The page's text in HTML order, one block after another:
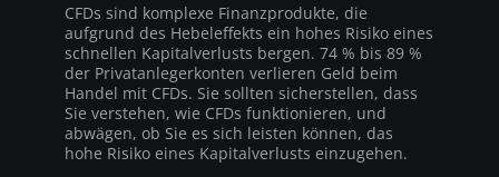
CFDs sind komplexe Finanzprodukte, die
aufgrund des Hebeleffekts ein hohes Risiko eines
schnellen Kapitalverlusts bergen. 74 % bis 89 %
der Privatanlegerkonten verlieren Geld beim
Handel mit CFDs. Sie sollten sicherstellen, dass
Sie verstehen, wie CFDs funktionieren, und
abwägen, ob Sie es sich leisten können, das
hohe Risiko eines Kapitalverlusts einzugehen.